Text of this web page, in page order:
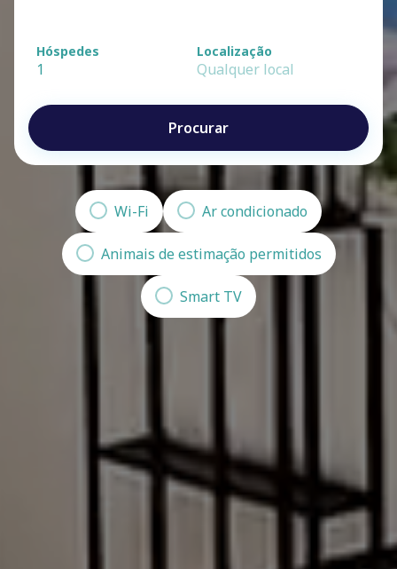
Localização
Qualquer local
Hóspedes
1
Procurar
Wi-Fi Ar condicionado
Animais de estimação permitidos
Smart TV